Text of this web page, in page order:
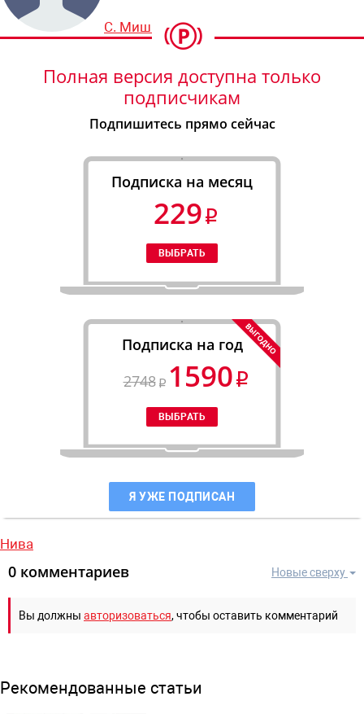
С. Мишин
Полная версия доступна только
подписчикам
Подпишитесь прямо сейчас
Подписка на месяц
229
Подписка на год
2748
1590
Я УЖЕ ПОДПИСАН
Нива
Новые сверху
0 комментариев
Вы должны авторизоваться, чтобы оставить комментарий
Рекомендованные статьи